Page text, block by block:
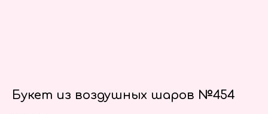
Букет из воздушных шаров №454